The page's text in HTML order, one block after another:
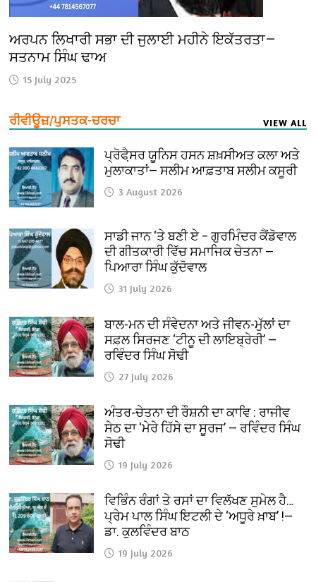
ਅਰਪਨ ਲਿਖਾਰੀ ਸਭਾ ਦੀ ਜੁਲਾਈ ਮਹੀਨੇ ਇਕੱਤਰਤਾ—
ਸਤਨਾਮ ਸਿੰਘ ਢਾਅ
15 July 2025
ਰੀਵੀਊਜ਼/ਪੁਸਤਕ-ਚਰਚਾ VIEW ALL
ਪ੍ਰੋਫੈ਼ਸਰ ਯੂਨਿਸ ਹਸਨ ਸ਼ਖ਼ਸੀਅਤ ਕਲਾ ਅਤੇ
ਮੁਲਾਕਾਤਾਂ— ਸਲੀਮ ਆਫ਼ਤਾਬ ਸਲੀਮ ਕਸੂਰੀ
3 August 2026
ਸਾਡੀ ਜਾਨ ‘ਤੇ ਬਣੀ ਏ – ਗੁਰਮਿੰਦਰ ਕੈਂਡੋਵਾਲ
ਦੀ ਗੀਤਕਾਰੀ ਵਿੱਚ ਸਮਾਜਿਕ ਚੇਤਨਾ —
ਪਿਆਰਾ ਸਿੰਘ ਕੁੱਦੋਵਾਲ
31 July 2026
ਬਾਲ-ਮਨ ਦੀ ਸੰਵੇਦਨਾ ਅਤੇ ਜੀਵਨ-ਮੁੱਲਾਂ ਦਾ
ਸਫ਼ਲ ਸਿਰਜਣ ‘ਟੀਨੂ ਦੀ ਲਾਇਬ੍ਰੇਰੀ’ —
ਰਵਿੰਦਰ ਸਿੰਘ ਸੋਢੀ
27 July 2026
ਅੰਤਰ-ਚੇਤਨਾ ਦੀ ਰੌਸ਼ਨੀ ਦਾ ਕਾਵਿ : ਰਾਜੀਵ
ਸੇਠ ਦਾ ‘ਮੇਰੇ ਹਿੱਸੇ ਦਾ ਸੂਰਜ’ — ਰਵਿੰਦਰ ਸਿੰਘ
ਸੋਢੀ
19 July 2026
ਵਿਭਿੰਨ ਰੰਗਾਂ ਤੇ ਰਸਾਂ ਦਾ ਵਿਲੱਖਣ ਸੁਮੇਲ ਹੈ…
ਪ੍ਰੇਮ ਪਾਲ ਸਿੰਘ ਇਟਲੀ ਦੇ ‘ਅਧੂਰੇ ਖ਼ਾਬ’ !—
ਡਾ. ਕੁਲਵਿੰਦਰ ਬਾਠ
19 July 2026